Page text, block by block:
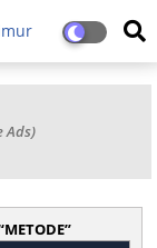
Ads)
METODE